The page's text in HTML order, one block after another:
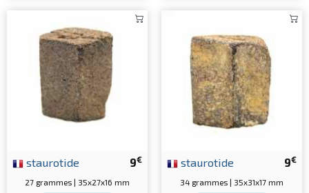
9€
staurotide
27 grammes | 35x27x16 mm
9€
staurotide
34 grammes | 35x31x17 mm